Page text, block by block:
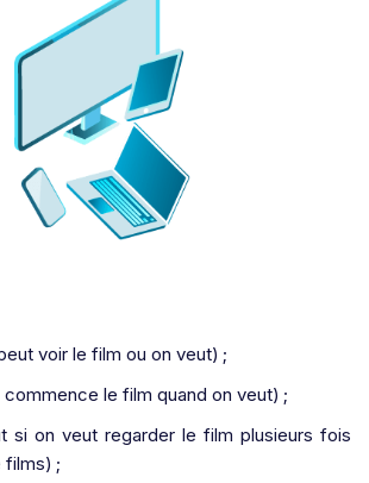
voir le film ou on veut) ;
le film quand on veut) ;
si on veut regarder le film plusieurs fois
films) ;